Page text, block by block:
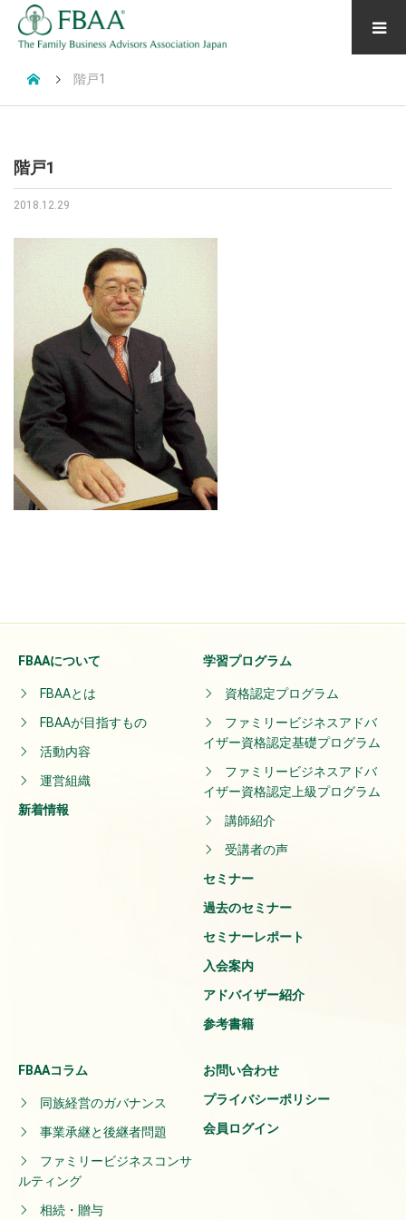
階戸1
階戸1
2018.12.29
FBAAについて
FBAAとは
FBAAが目指すもの
活動内容
運営組織
新着情報
学習プログラム
資格認定プログラム
ファミリービジネスアドバ
イザー資格認定基礎プログラム
ファミリービジネスアドバ
イザー資格認定上級プログラム
講師紹介
受講者の声
セミナー
過去のセミナー
セミナーレポート
入会案内
アドバイザー紹介
参考書籍
FBAAコラム
同族経営のガバナンス
事業承継と後継者問題
ファミリービジネスコンサ
ルティング
相続・贈与
お問い合わせ
プライバシーポリシー
会員ログイン